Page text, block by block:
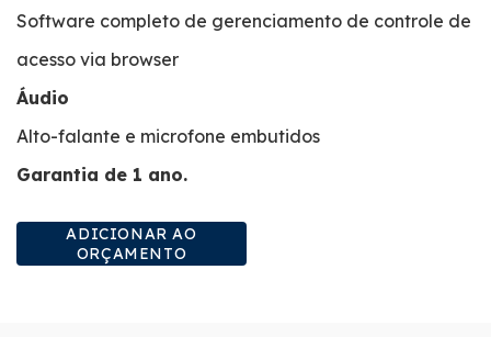
Software completo de gerenciamento de controle de
acesso via browser
Áudio
Alto-falante e microfone embutidos
Garantia de 1 ano.
ADICIONAR AO
ORÇAMENTO